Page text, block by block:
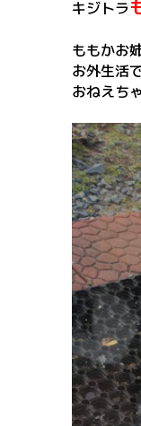
キジトラ
ももかお
お外生活
おねえち